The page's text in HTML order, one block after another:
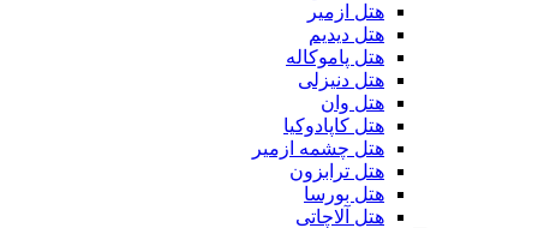
هتل ازمیر
هتل دیدیم
هتل پاموکاله
هتل دنیزلی
هتل وان
هتل کاپادوکیا
هتل چشمه ازمیر
هتل ترابزون
هتل بورسا
هتل آلاچاتی